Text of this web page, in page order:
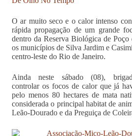
O ar muito seco e o calor intenso
rápida propagação de um grande
dentro da Reserva Biológica de Poço
os municípios de Silva Jardim e
centro-leste do Rio de Janeiro.
Ainda neste sábado (08),
controlar os focos de calor que já
pelo menos 80 hectares de mata
considerada o principal habitat de
Leão-Dourado e da Preguiça de